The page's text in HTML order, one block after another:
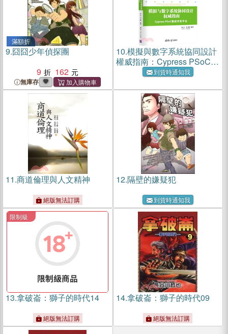
滿額折
9.囧囧少年偵探團
9
162
無庫存
10.模擬與數字系統協同設計
權威指南：Cypress PSoC集
成開發平臺（簡體書）
到貨時通知我
11.商道倫理與人文精神
絕版無法訂購
12.隔壁的嫌疑犯
到貨時通知我
限制級
13.拿破崙：獅子的時代14
絕版無法訂購
14.拿破崙：獅子的時代09
絕版無法訂購